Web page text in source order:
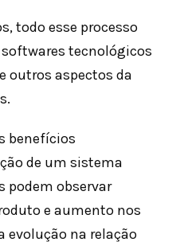
todo esse processo
tecnológicos
outros aspectos da
benefícios
de um sistema
podem observar
e aumento nos
evolução na relação